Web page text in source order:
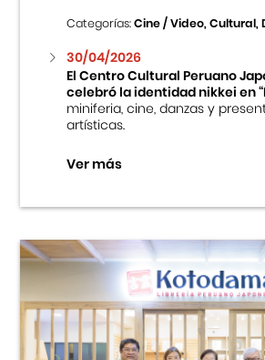
Categorías:Cine / Video, Cultural,
30/04/2026
El Centro Cultural Peruano
celebró la identidad nikkei en
miniferia, cine, danzas y
artísticas.
Ver más